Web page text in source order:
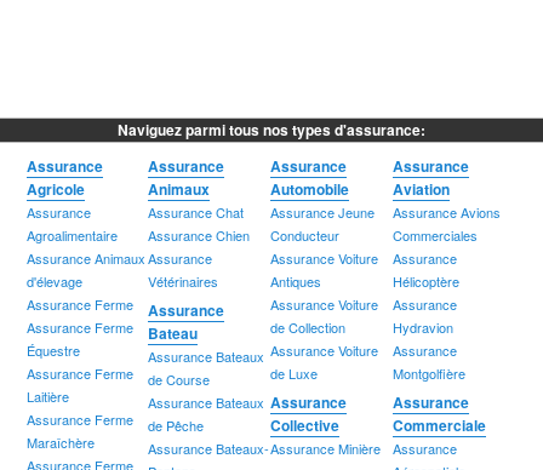
Naviguez parmi tous nos types d'assurance:
Assurance
Agricole
Assurance
Agroalimentaire
Assurance Animaux
d'élevage
Assurance Ferme
Assurance Ferme
Équestre
Assurance Ferme
Laitière
Assurance Ferme
Maraîchère
Assurance Ferme
Assurance
Animaux
Assurance Chat
Assurance Chien
Assurance
Vétérinaires
Assurance
Automobile
Assurance Jeune
Conducteur
Assurance Voiture
Antiques
Assurance Voiture
de Collection
Assurance Voiture
de Luxe
Assurance
Aviation
Assurance Avions
Commerciales
Assurance
Hélicoptère
Assurance
Hydravion
Assurance
Montgolfière
Assurance
Bateau
Assurance Bateaux
de Course
Assurance Bateaux
de Pêche
Assurance Bateaux-
Assurance
Collective
Assurance Minière
Assurance
Commerciale
Assurance